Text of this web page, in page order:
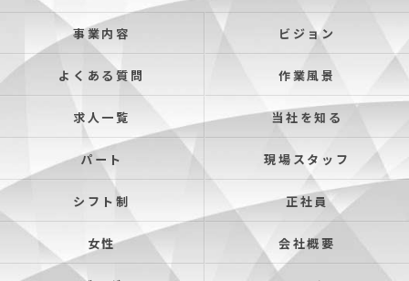
事業内容 ビジョン
よくある質問 作業風景
求人一覧 当社を知る
パート 現場スタッフ
シフト制 正社員
女性 会社概要